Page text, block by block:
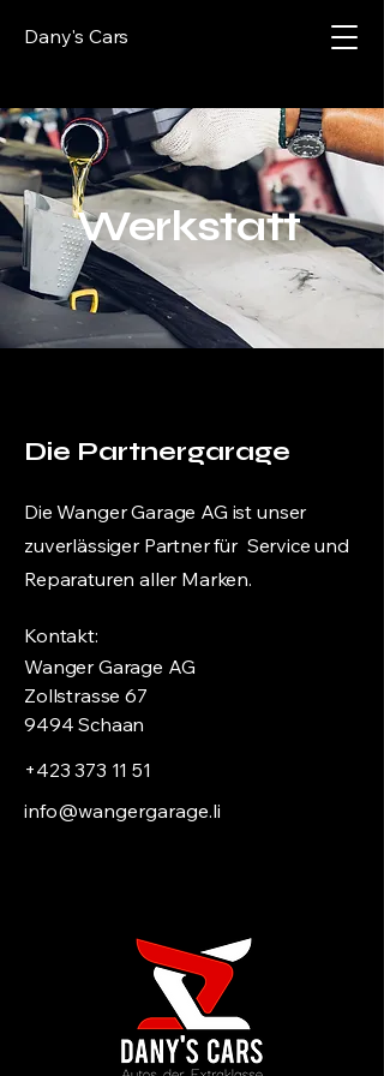
Dany's Cars
Werkstatt
Die Partnergarage
Die Wanger Garage AG ist unser
zuverlässiger Partner für Service und
Reparaturen aller Marken.
Kontakt:
Wanger Garage AG
Zollstrasse 67
9494 Schaan
+423 373 11 51
​​​info@wangergarage.li